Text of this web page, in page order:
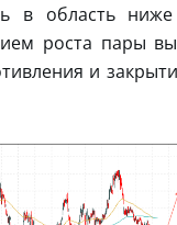
в область
роста пары
и